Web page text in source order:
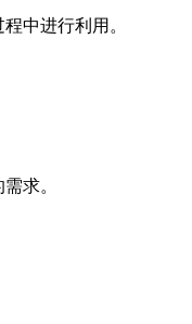
中进行利用。
求。